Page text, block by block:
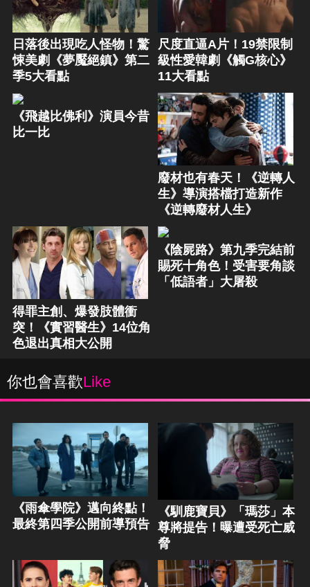
日落後出現吃人怪物！驚
悚美劇《夢魘絕鎮》第二
季5大看點
尺度直逼A片！19禁限制
級性愛韓劇《觸G核心》
11大看點
《飛越比佛利》演員今昔
比一比
廢材也有春天！《逆轉人
生》導演搭檔打造新作
《逆轉廢材人生》
得罪主創、爆發肢體衝
突！《實習醫生》14位角
色退出真相大公開
《陰屍路》第九季完結前
賜死十角色！受害要角談
「低語者」大屠殺
你也會喜歡Like
《雨傘學院》邁向終點！
最終第四季公開前導預告
《馴鹿寶貝》「瑪莎」本
尊將提告！曝遭受死亡威
脅